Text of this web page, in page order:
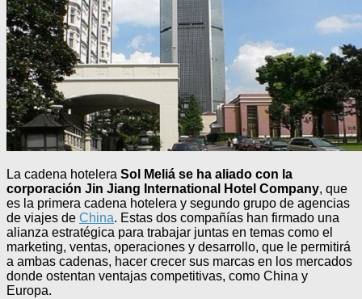
La cadena hotelera Sol Meliá se ha aliado con la
corporación Jin Jiang International Hotel Company, que
es la primera cadena hotelera y segundo grupo de agencias
de viajes de China. Estas dos compañías han firmado una
alianza estratégica para trabajar juntas en temas como el
marketing, ventas, operaciones y desarrollo, que le permitirá
a ambas cadenas, hacer crecer sus marcas en los mercados
donde ostentan ventajas competitivas, como China y
Europa.